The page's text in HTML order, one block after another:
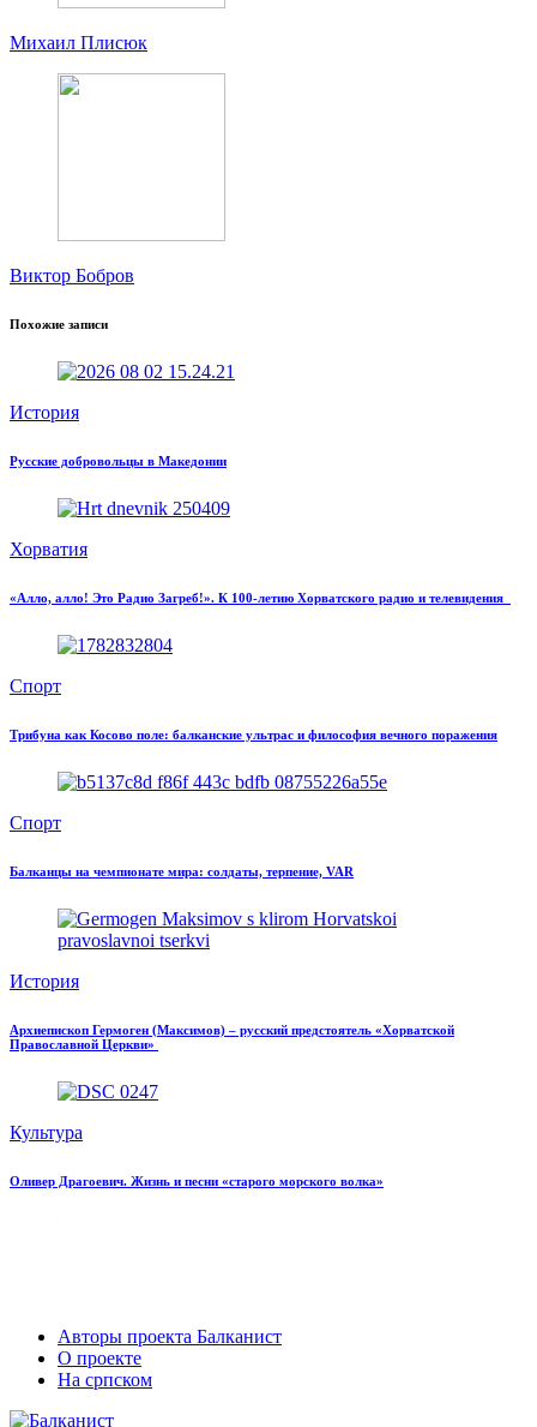
Михаил Плисюк
Виктор Бобров
Похожие записи
История
Русские добровольцы в Македонии
Хорватия
«Алло, алло! Это Радио Загреб!». К 100-летию Хорватского радио и телевидения
Спорт
Трибуна как Косово поле: балканские ультрас и философия вечного поражения
Спорт
Балканцы на чемпионате мира: солдаты, терпение, VAR
История
Архиепископ Гермоген (Максимов) – русский предстоятель «Хорватской
Православной Церкви»
Культура
Оливер Драгоевич. Жизнь и песни «старого морского волка»
Авторы проекта Балканист
О проекте
На српском